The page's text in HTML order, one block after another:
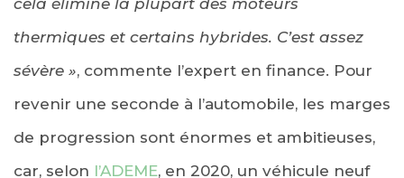
cela élimine la plupart des moteurs
thermiques et certains hybrides. C’est assez
sévère », commente l’expert en finance. Pour
revenir une seconde à l’automobile, les marges
de progression sont énormes et ambitieuses,
car, selon l’ADEME, en 2020, un véhicule neuf